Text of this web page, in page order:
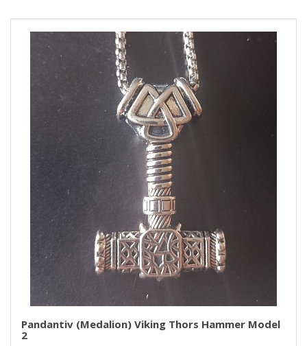
Pandantiv (medalion) Viking Thors Hammer Model
2